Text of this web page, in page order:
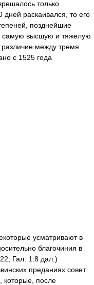
только
раскаивался, то его
позднейшие
самую высшую и тяжелую
различие между тремя
с 1525 года
усматривают в
благочиния в
Гал. 1:8 дал.)
преданиях совет
которые, после